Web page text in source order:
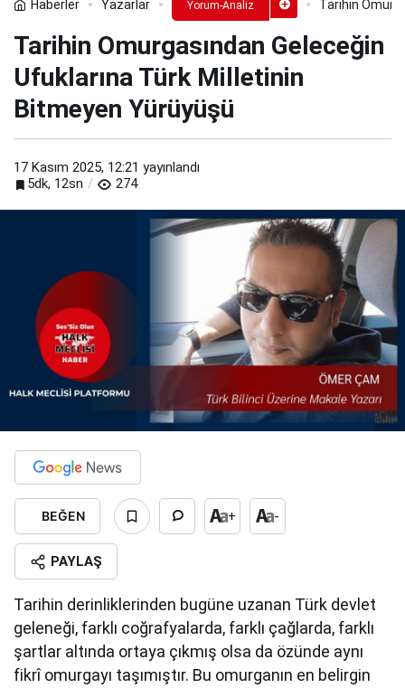
Haberler Yazarlar Yorum-Analiz Tarihin
Tarihin Omurgasından Geleceğin
Ufuklarına Türk Milletinin
Bitmeyen Yürüyüşü
17 Kasım 2025, 12:21 yayınlandı
5dk, 12sn
274
BEĞEN + -
PAYLAŞ
Tarihin derinliklerinden bugüne uzanan Türk devlet
geleneği, farklı coğrafyalarda, farklı çağlarda, farklı
şartlar altında ortaya çıkmış olsa da özünde aynı
fikrî omurgayı taşımıştır. Bu omurganın en belirgin